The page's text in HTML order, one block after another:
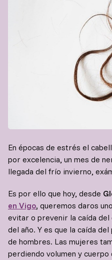
En épocas de estrés el
por excelencia, un mes de
llegada del frío invierno,
Es por ello que hoy, desde
en Vigo, queremos daros
evitar o prevenir la caída
del año. Y es que la caída
de hombres. Las mujeres
perdiendo volumen y cuerpo